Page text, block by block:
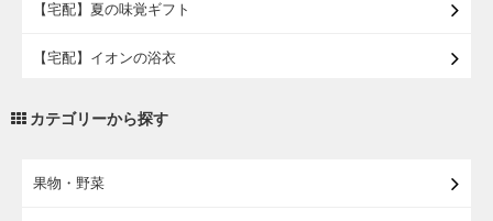
【宅配】夏の味覚ギフト
【宅配】イオンの浴衣
カテゴリーから探す
果物・野菜